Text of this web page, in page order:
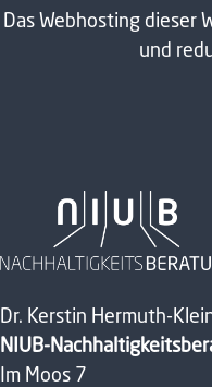
Das Webhosting dieser
und
Dr. Kerstin Hermuth-
NIUB-
Im Moos 7